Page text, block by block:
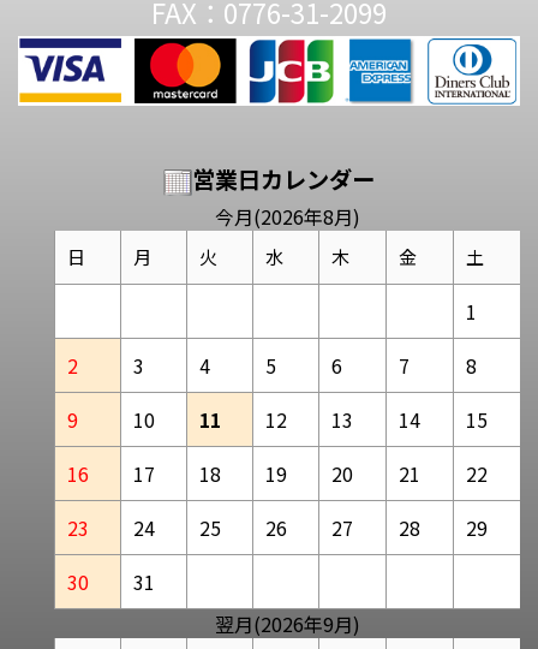
FAX：0776-31-2099
営業日カレンダー
今月(2026年8月)
日 月 火 水 木 金 土
1
2
3 4 5 6 7
8
9
10 11 12 13 14
15
16
17 18 19 20 21
22
23
24 25 26 27 28
29
30
31
翌月(2026年9月)